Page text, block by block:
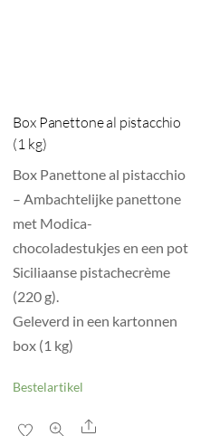
Box Panettone al pistacchio
(1 kg)
Box Panettone al pistacchio
– Ambachtelijke panettone
met Modica-
chocoladestukjes en een pot
Siciliaanse pistachecrème
(220 g).
Geleverd in een kartonnen
box (1 kg)
Bestelartikel
Share